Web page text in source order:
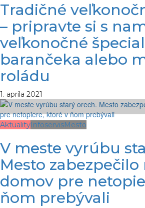
Tradičné
– pripravte si s
veľkonočné
barančeka alebo
roládu
1. apríla 2021
Aktuality InfoservisMesto
V meste vyrúbu
Mesto
domov pre
ňom prebývali